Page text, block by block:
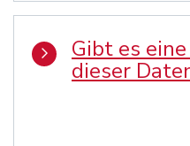
Gibt es
dieser